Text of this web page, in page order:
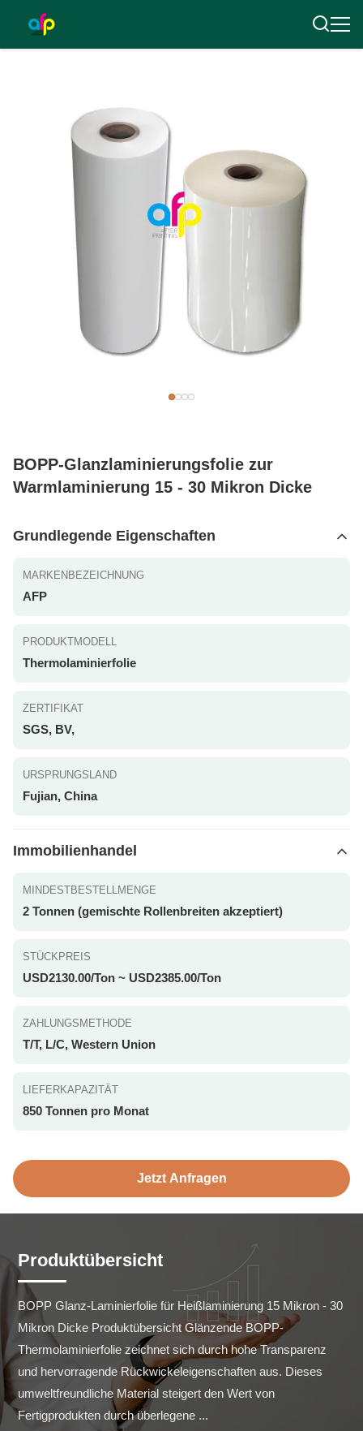
BOPP-Glanzlaminierungsfolie zur
Warmlaminierung 15 - 30 Mikron Dicke
Grundlegende Eigenschaften
MARKENBEZEICHNUNG
AFP
PRODUKTMODELL
Thermolaminierfolie
ZERTIFIKAT
SGS, BV,
URSPRUNGSLAND
Fujian, China
Immobilienhandel
MINDESTBESTELLMENGE
2 Tonnen (gemischte Rollenbreiten akzeptiert)
STÜCKPREIS
USD2130.00/Ton ~ USD2385.00/Ton
ZAHLUNGSMETHODE
T/T, L/C, Western Union
LIEFERKAPAZITÄT
850 Tonnen pro Monat
Jetzt Anfragen
Produktübersicht
BOPP Glanz-Laminierfolie für Heißlaminierung 15 Mikron - 30
Mikron Dicke Produktübersicht Glänzende BOPP-
Thermolaminierfolie zeichnet sich durch hohe Transparenz
und hervorragende Rückwickeleigenschaften aus. Dieses
umweltfreundliche Material steigert den Wert von
Fertigprodukten durch überlegene ...